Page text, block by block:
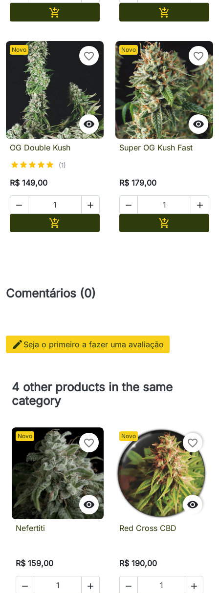
 
Novo

favorite_border
OG Double Kush
(1)
R$ 149,00
 

Novo

favorite_border
Super OG Kush Fast
R$ 179,00
 

Comentários (0)
 Seja o primeiro a fazer uma avaliação
4 other products in the same
category
Novo

favorite_border
Nefertiti
R$ 159,00
 
Novo

favorite_border
Red Cross CBD
R$ 190,00
 